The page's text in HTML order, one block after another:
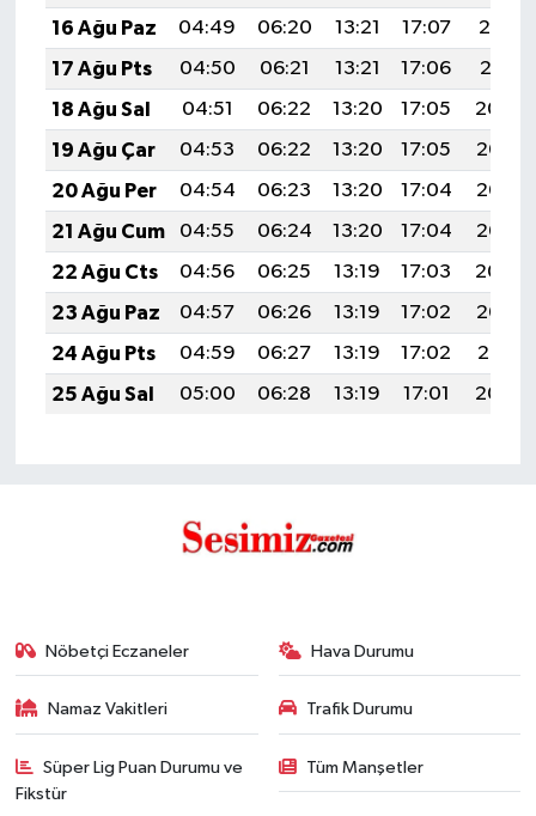
16 Ağu Paz
04:49 06:20 13:21 17:07
20:12
17 Ağu Pts
04:50 06:21 13:21 17:06
20:11
18 Ağu Sal
04:51 06:22 13:20 17:05
20:09
19 Ağu Çar
04:53 06:22 13:20 17:05
20:08
20 Ağu Per
04:54 06:23 13:20 17:04
20:07
21 Ağu Cum
04:55 06:24 13:20 17:04
20:05
22 Ağu Cts
04:56 06:25 13:19 17:03
20:04
23 Ağu Paz
04:57 06:26 13:19 17:02
20:03
24 Ağu Pts
04:59 06:27 13:19 17:02
20:01
25 Ağu Sal
05:00 06:28 13:19 17:01 20:00
Nöbetçi Eczaneler Hava Durumu
Namaz Vakitleri Trafik Durumu
Süper Lig Puan Durumu ve
Fikstür
Tüm Manşetler